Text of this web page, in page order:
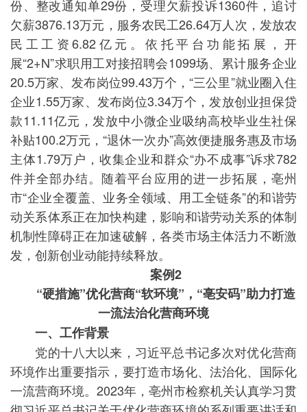
份、整改通知单29份，受理欠薪投诉1360件，追讨
欠薪3876.13万元，服务农民工26.64万人次，发放农
民工工资6.82亿元。依托平台功能拓展，开
展“2+N”求职用工对接招聘会1099场、累计服务企业
20.5万家、发布岗位99.43万个，“三公里”就业圈入住
企业1.55万家、发布岗位3.34万个，发放创业担保贷
款11.11亿元，发放中小微企业吸纳高校毕业生社保
补贴100.2万元，“退休一次办”高效便捷服务惠及市场
主体1.79万户，收集企业和群众“办不成事”诉求782
件并全部办结。随着平台应用的进一步拓展，亳州
市“企业全覆盖、业务全领域、用工全链条”的和谐劳
动关系体系正在加快构建，影响和谐劳动关系的体制
机制性障碍正在加速破解，各类市场主体活力不断激
发，创新创业动能持续释放。
案例2
“硬措施”优化营商“软环境”，“亳安码”助力打造
一流法治化营商环境
一、工作背景
党的十八大以来，习近平总书记多次对优化营商
环境作出重要指示，要打造市场化、法治化、国际化
一流营商环境。2023年，亳州市检察机关认真学习贯